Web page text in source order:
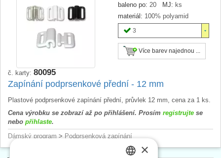
baleno po: 20 MJ: ks
materiál: 100% polyamid
3
Více barev najednou ...
č. karty: 80095
Zapínání podprsenkové přední - 12 mm
Plastové podprsenkové zapínání přední, průvlek 12 mm, cena za 1 ks.
Cena výrobku se zobrazí až po přihlášení. Prosím registrujte se
nebo přihlaste.
Dámský program > Podprsenková zapínání
×